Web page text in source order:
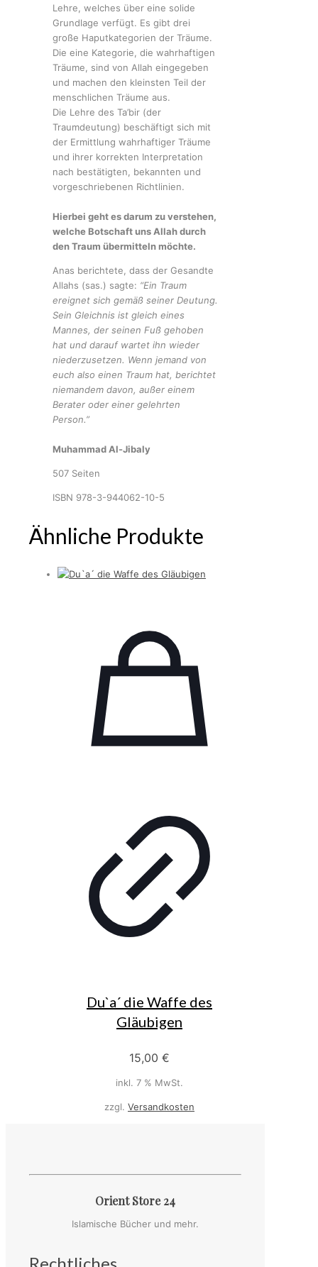
Lehre, welches über eine solide
Grundlage verfügt. Es gibt drei
große Haputkategorien der Träume.
Die eine Kategorie, die wahrhaftigen
Träume, sind von Allah eingegeben
und machen den kleinsten Teil der
menschlichen Träume aus.
Die Lehre des Ta’bir (der
Traumdeutung) beschäftigt sich mit
der Ermittlung wahrhaftiger Träume
und ihrer korrekten Interpretation
nach bestätigten, bekannten und
vorgeschriebenen Richtlinien.
Hierbei geht es darum zu verstehen,
welche Botschaft uns Allah durch
den Traum übermitteln möchte.
Anas berichtete, dass der Gesandte
Allahs (sas.) sagte: “Ein Traum
ereignet sich gemäß seiner Deutung.
Sein Gleichnis ist gleich eines
Mannes, der seinen Fuß gehoben
hat und darauf wartet ihn wieder
niederzusetzen. Wenn jemand von
euch also einen Traum hat, berichtet
niemandem davon, außer einem
Berater oder einer gelehrten
Person.”
Muhammad Al-Jibaly
507 Seiten
ISBN 978-3-944062-10-5
Ähnliche Produkte
Du`a´ die Waffe des
Gläubigen
15,00 €
inkl. 7 % MwSt.
zzgl. Versandkosten
Orient Store 24
Islamische Bücher und mehr.